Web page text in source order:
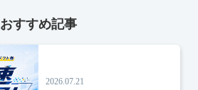
おすすめ記事
2026.07.21